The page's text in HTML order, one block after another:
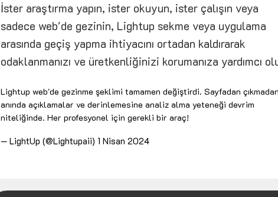
İster araştırma yapın, ister okuyun, ister çalışın veya
sadece web'de gezinin, Lightup sekme veya uygulama
arasında geçiş yapma ihtiyacını ortadan kaldırarak
odaklanmanızı ve üretkenliğinizi korumanıza yardımcı
Lightup web'de gezinme şeklimi tamamen değiştirdi. Sayfadan
anında açıklamalar ve derinlemesine analiz alma yeteneği devrim
niteliğinde. Her profesyonel için gerekli bir araç!
— LightUp (@Lightupaii) 1 Nisan 2024